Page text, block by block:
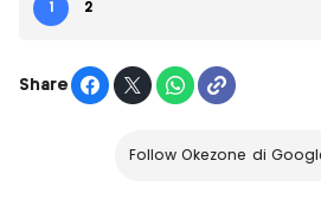
1 2
Share
Follow Okezone di